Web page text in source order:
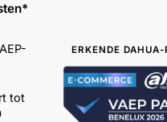
tot
ERKENDE DAHUA-